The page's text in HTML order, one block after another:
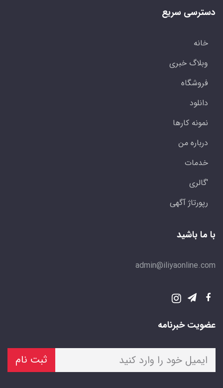
دسترسی سریع
خانه
وبلاگ خبری
فروشگاه
دانلود
نمونه کارها
درباره من
خدمات
'گالری
رپورتاژ آگهی
با ما باشید
admin@iliyaonline.com
عضویت خبرنامه
ثبت نام